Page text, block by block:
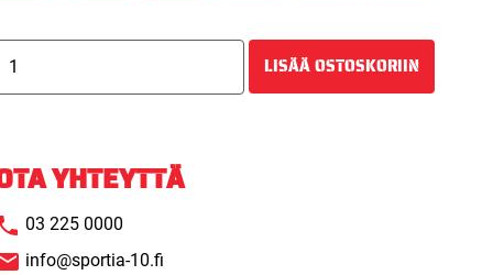
LISÄÄ OSTOSKORIIN
YHTEYTTÄ
03 225 0000
info@sportia-10.fi